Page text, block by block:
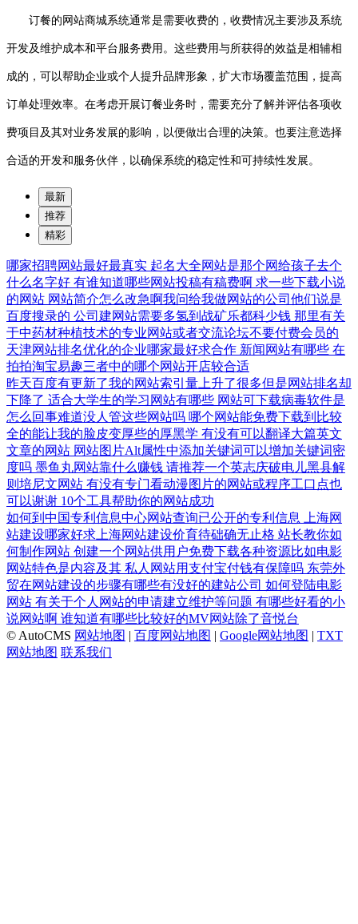
订餐的网站商城系统通常是需要收费的，收费情况主要涉及系统
开发及维护成本和平台服务费用。这些费用与所获得的效益是相辅相
成的，可以帮助企业或个人提升品牌形象，扩大市场覆盖范围，提高
订单处理效率。在考虑开展订餐业务时，需要充分了解并评估各项收
费项目及其对业务发展的影响，以便做出合理的决策。也要注意选择
合适的开发和服务伙伴，以确保系统的稳定性和可持续性发展。
最新
推荐
精彩
哪家招聘网站最好最真实 起名大全网站是那个网给孩子去个
什么名字好 有谁知道哪些网站投稿有稿费啊 求一些下载小说
的网站 网站简介怎么改急啊我问给我做网站的公司他们说是
百度搜录的 公司建网站需要多氢到战矿乐都科少钱 那里有关
于中药材种植技术的专业网站或者交流论坛不要付费会员的
天津网站排名优化的企业哪家最好求合作 新闻网站有哪些 在
拍拍淘宝易趣三者中的哪个网站开店较合适
昨天百度有更新了我的网站索引量上升了很多但是网站排名却
下降了 适合大学生的学习网站有哪些 网站可下载病毒软件是
怎么回事难道没人管这些网站吗 哪个网站能免费下载到比较
全的能让我的脸皮变厚些的厚黑学 有没有可以翻译大篇英文
文章的网站 网站图片Alt属性中添加关键词可以增加关键词密
度吗 墨鱼丸网站靠什么赚钱 请推荐一个英志庆破电儿黑县解
则培尼文网站 有没有专门看动漫图片的网站或程序工口点也
可以谢谢 10个工具帮助你的网站成功
如何到中国专利信息中心网站查询已公开的专利信息
上海网
站建设哪家好求上海网站建设价育待础确无止格 站长教你如
何制作网站 创建一个网站供用户免费下载各种资源比如电影
网站特色是内容及其 私人网站用支付宝付钱有保障吗 东莞外
贸在网站建设的步骤有哪些有没好的建站公司 如何登陆电影
网站 有关于个人网站的申请建立维护等问题 有哪些好看的小
说网站啊 谁知道有哪些比较好的MV网站除了音悦台
© AutoCMS 网站地图 | 百度网站地图 | Google网站地图 | TXT
网站地图 联系我们